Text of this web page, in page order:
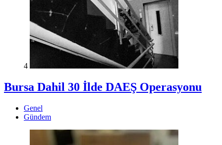
4
Bursa Dahil 30 İlde DAEŞ Operasyonu
Genel
Gündem